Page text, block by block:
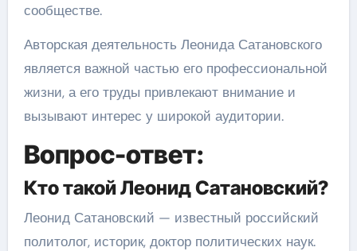
сообществе.
Авторская деятельность Леонида Сатановского
является важной частью его профессиональной
жизни, а его труды привлекают внимание и
вызывают интерес у широкой аудитории.
Вопрос-ответ:
Кто такой Леонид Сатановский?
Леонид Сатановский — известный российский
политолог, историк, доктор политических наук.